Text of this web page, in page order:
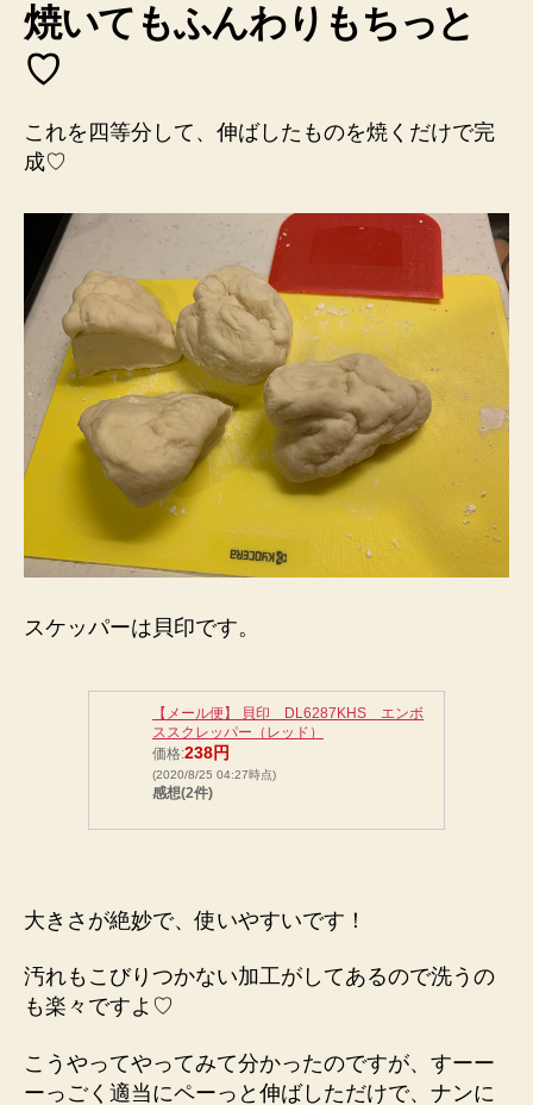
焼いてもふんわりもちっと
♡
これを四等分して、伸ばしたものを焼くだけで完
成♡
スケッパーは貝印です。
【メール便】 貝印 DL6287KHS エンボ
ススクレッパー（レッド）
価格:238円
(2020/8/25 04:27時点)
感想(2件)
大きさが絶妙で、使いやすいです！
汚れもこびりつかない加工がしてあるので洗うの
も楽々ですよ♡
こうやってやってみて分かったのですが、すーー
ーっごく適当にペーっと伸ばしただけで、ナンに